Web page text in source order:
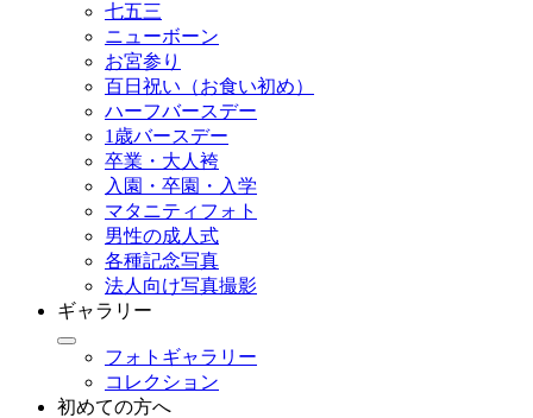
七五三
ニューボーン
お宮参り
百日祝い（お食い初め）
ハーフバースデー
1歳バースデー
卒業・大人袴
入園・卒園・入学
マタニティフォト
男性の成人式
各種記念写真
法人向け写真撮影
ギャラリー
フォトギャラリー
コレクション
初めての方へ